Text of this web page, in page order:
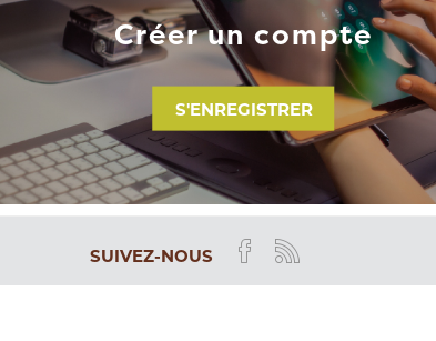
Créer un compte
S'ENREGISTRER
SUIVEZ-NOUS